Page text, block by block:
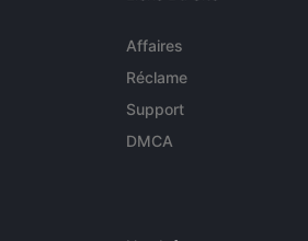
Affaires
Réclame
Support
DMCA